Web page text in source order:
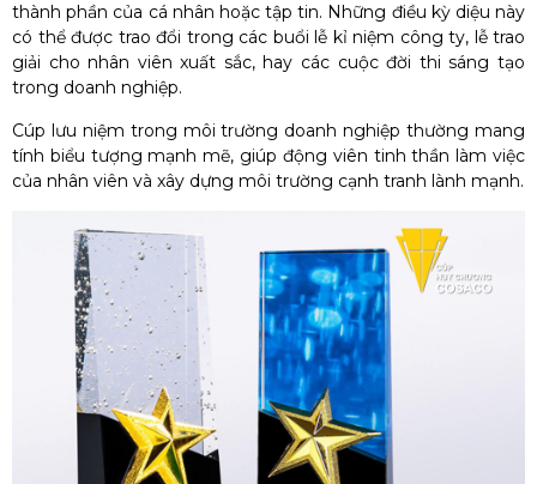
thành phần của cá nhân hoặc tập tin. Những điều kỳ diệu này
có thể được trao đổi trong các buổi lễ kỉ niệm công ty, lễ trao
giải cho nhân viên xuất sắc, hay các cuộc đời thi sáng tạo
trong doanh nghiệp.
Cúp lưu niệm trong môi trường doanh nghiệp thường mang
tính biểu tượng mạnh mẽ, giúp động viên tinh thần làm việc
của nhân viên và xây dựng môi trường cạnh tranh lành mạnh.